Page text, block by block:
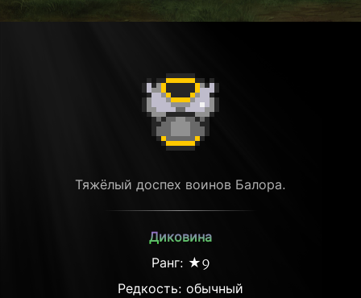
Тяжёлый доспех воинов Балора.
Диковина
Ранг: ★9
Редкость: обычный